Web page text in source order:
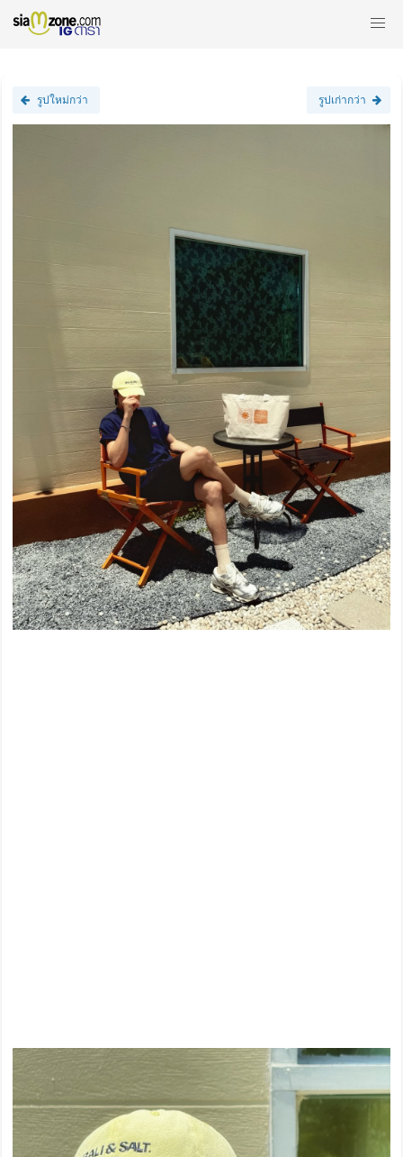
รูปใหม่กว่า รูปเก่ากว่า